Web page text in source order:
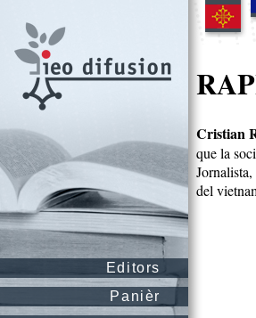
Editors
Panièr
Cristian
que la
del